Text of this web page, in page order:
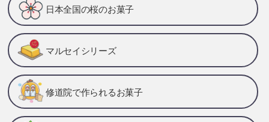
日本全国の桜のお菓子
マルセイシリーズ
修道院で作られるお菓子